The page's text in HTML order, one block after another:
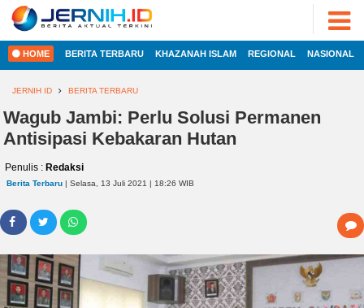
HOME
REGIONAL
NASIONAL
INTERNASIONAL
EKOBIS
ADVERTORIAL
FOTO
VIDEO
PESONA
JAMBI
PESONA
INDONESIA
PESONA
CAKRAWALA
PROPERTY
LIFESTYLE
2022
JERNIH.ID
•
Developed
HOME BERITA TERBARU KHAZANAH ISLAM REGIONAL NASIONAL
JERNIH ID BERITA TERBARU
Wagub Jambi: Perlu Solusi Permanen
Antisipasi Kebakaran Hutan
Penulis : Redaksi
Berita Terbaru | Selasa, 13 Juli 2021 | 18:26 WIB